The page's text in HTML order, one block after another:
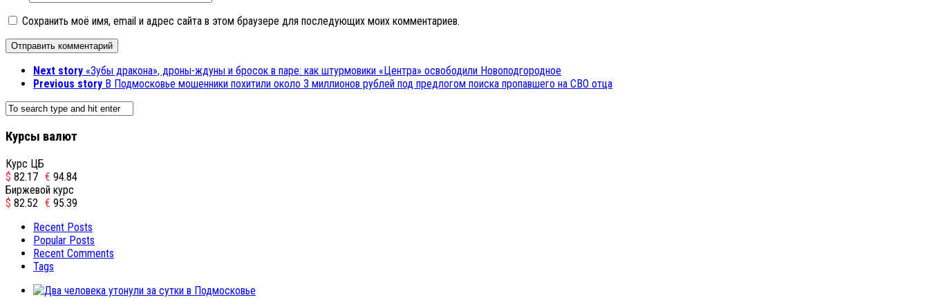
Сохранить моё имя, email и адрес сайта в этом браузере для последующих моих комментариев.
Next story «Зубы дракона», дроны-ждуны и бросок в паре: как штурмовики «Центра» освободили Новоподгородное
Previous story В Подмосковье мошенники похитили около 3 миллионов рублей под предлогом поиска пропавшего на СВО отца
Курсы валют
Курс ЦБ
$ 82.17 € 94.84
Биржевой курс
$ 82.52 € 95.39
Recent Posts
Popular Posts
Recent Comments
Tags